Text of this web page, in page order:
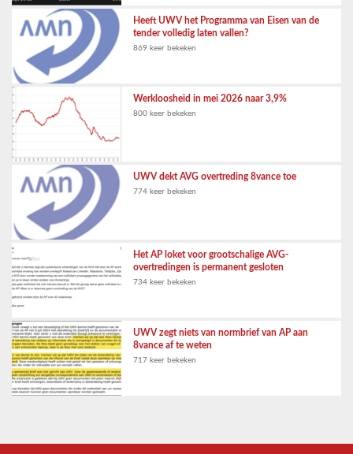
Heeft UWV het Programma van Eisen van de
tender volledig laten vallen?
869 keer bekeken
Werkloosheid in mei 2026 naar 3,9%
800 keer bekeken
UWV dekt AVG overtreding 8vance toe
774 keer bekeken
Het AP loket voor grootschalige AVG-
overtredingen is permanent gesloten
734 keer bekeken
UWV zegt niets van normbrief van AP aan
8vance af te weten
717 keer bekeken